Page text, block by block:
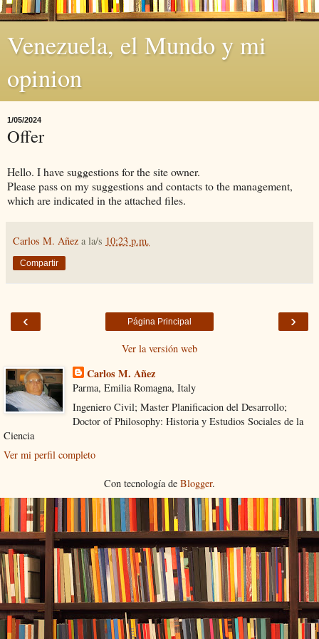
Venezuela, el Mundo y mi
opinion
1/05/2024
Offer
Hello. I have suggestions for the site owner.
Please pass on my suggestions and contacts to the management,
which are indicated in the attached files.
Carlos M. Añez a la/s 10:23 p.m.
Compartir
‹ ›
Página Principal
Ver la versión web
Carlos M. Añez
Parma, Emilia Romagna, Italy
Ingeniero Civil; Master Planificacion del Desarrollo;
Doctor of Philosophy: Historia y Estudios Sociales de la
Ciencia
Ver mi perfil completo
Con tecnología de Blogger.